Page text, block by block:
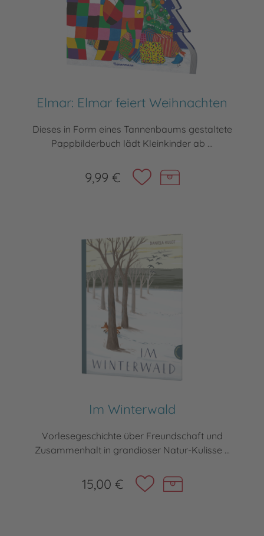
Elmar: Elmar feiert Weihnachten
Dieses in Form eines Tannenbaums gestaltete
Pappbilderbuch lädt Kleinkinder ab ...
9,99 €
Im Winterwald
Vorlesegeschichte über Freundschaft und
Zusammenhalt in grandioser Natur-Kulisse ...
15,00 €